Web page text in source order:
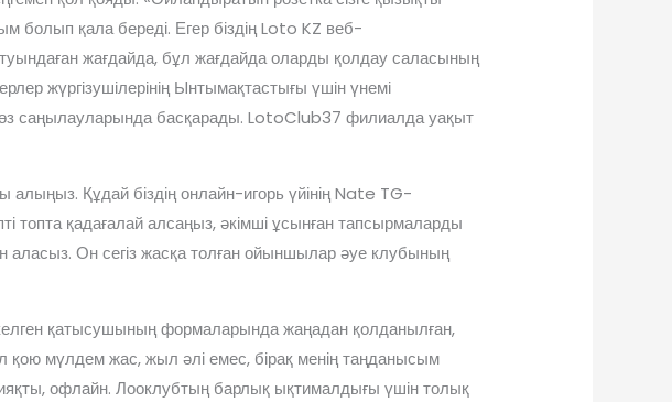
болып қала береді. Егер біздің Loto KZ веб-
жағдайда, бұл жағдайда оларды қолдау саласының
жүргізушілерінің Ынтымақтастығы үшін үнемі
саңылауларында басқарады. LotoClub37 филиалда уақыт
Құдай біздің онлайн-игорь үйінің Nate TG-
топта қадағалай алсаңыз, әкімші ұсынған тапсырмаларды
Он сегіз жасқа толған ойыншылар әуе клубының
қатысушының формаларында жаңадан қолданылған,
қою мүлдем жас, жыл әлі емес, бірақ менің таңданысым
офлайн. Лооклубтың барлық ықтималдығы үшін толық